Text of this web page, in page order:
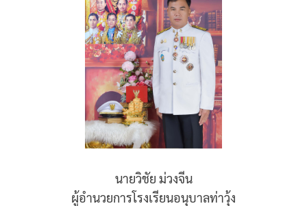
นายวิชัย ม่วงจีน
ผู้อำนวยการโรงเรียนอนุบาลท่าวุ้ง